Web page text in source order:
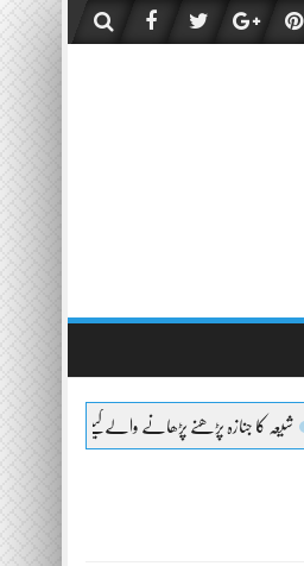
شیعہ کا جنازہ پڑھنے پڑھانے والےکیلئے اعلیٰحضرت کا